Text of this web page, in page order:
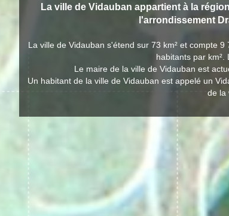
La ville de Vidauban appartient à la région
l'arrondissement
La ville de Vidauban s'étend sur 73 km² et compte
habitants par km².
Le maire de la ville de Vidauban est
Un habitant de la ville de Vidauban est appelé un
de la